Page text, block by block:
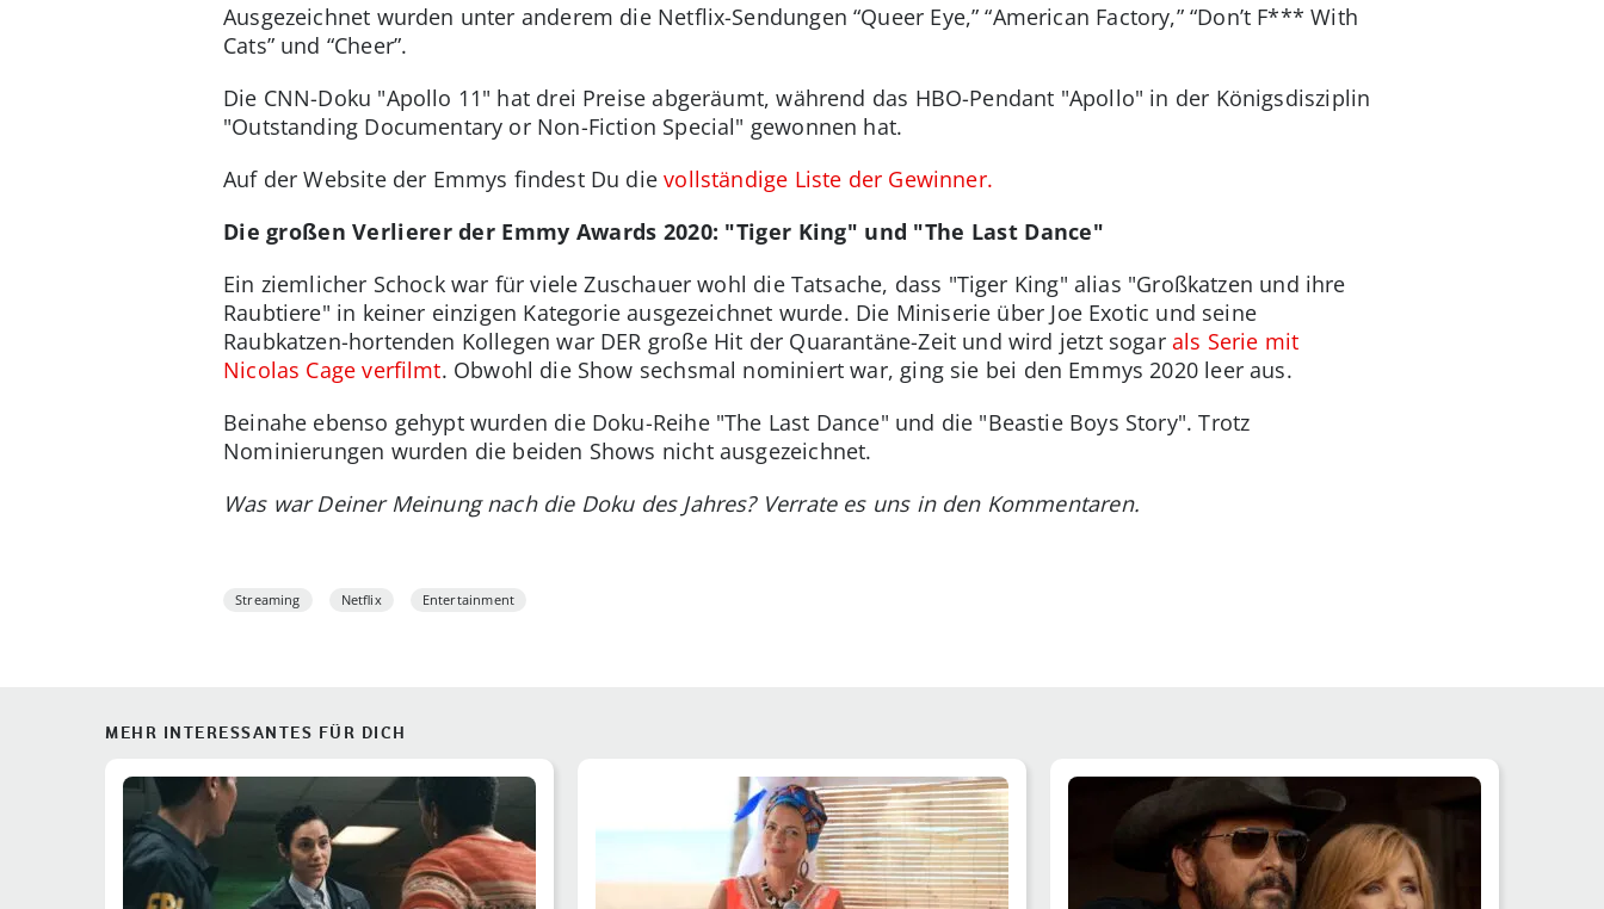
Ausgezeichnet wurden unter anderem die Netflix-Sendungen “Queer Eye,” “American Factory,” “Don’t F*** With
Cats” und “Cheer”.
Die CNN-Doku "Apollo 11" hat drei Preise abgeräumt, während das HBO-Pendant "Apollo" in der Königsdisziplin
"Outstanding Documentary or Non-Fiction Special" gewonnen hat.
Auf der Website der Emmys findest Du dievollständige Liste der Gewinner.
Die großen Verlierer der Emmy Awards 2020: "Tiger King" und "The Last Dance"
Ein ziemlicher Schock war für viele Zuschauer wohl die Tatsache, dass "Tiger King" alias "Großkatzen und ihre
Raubtiere" in keiner einzigen Kategorie ausgezeichnet wurde. Die Miniserie über Joe Exotic und seine
Raubkatzen-hortenden Kollegen war DER große Hit der Quarantäne-Zeit und wird jetzt sogarals Serie mit
Nicolas Cage verfilmt. Obwohl die Show sechsmal nominiert war, ging sie bei den Emmys 2020 leer aus.
Beinahe ebenso gehypt wurden die Doku-Reihe "The Last Dance" und die "Beastie Boys Story". Trotz
Nominierungen wurden die beiden Shows nicht ausgezeichnet.
Was war Deiner Meinung nach die Doku des Jahres? Verrate es uns in den Kommentaren.
Streaming Netflix Entertainment
MEHR INTERESSANTES FÜR DICH